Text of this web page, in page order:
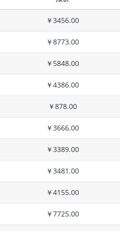
￥3456.00
￥8773.00
￥5848.00
￥4386.00
￥878.00
￥3666.00
￥3389.00
￥3481.00
￥4155.00
￥7725.00